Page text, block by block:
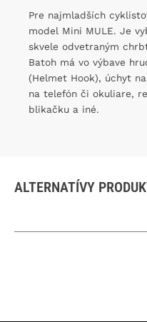
Pre najmladších
model Mini MULE. Je
skvele odvetraným
Batoh má vo výbave
(Helmet Hook), úchyt
na telefón či okuliare,
blikačku a iné.
ALTERNATÍVY